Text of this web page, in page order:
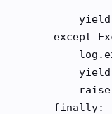
except
        raise
    finally: